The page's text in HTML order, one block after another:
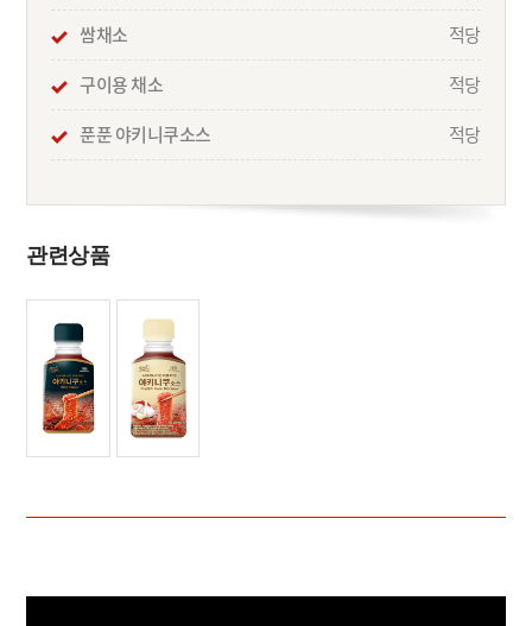
쌈채소
적당
구이용 채소
적당
푼푼 야키니쿠소스
적당
관련상품